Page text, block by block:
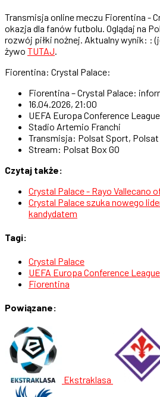
Transmisja online meczu Fiorentina -
okazja dla fanów futbolu. Oglądaj na
rozwój piłki nożnej. Aktualny wynik: :
żywo TUTAJ
Fiorentina: Crystal Palace:
Fiorentina – Crystal Palace:
16.04.2026, 21:00
UEFA Europa Conference League
Stadio Artemio Franchi
Transmisja: Polsat Sport,
Stream: Polsat Box GO
Czytaj także:
Crystal Palace - Rayo Vallecano
Crystal Palace szuka nowego
kandydatem
Tagi:
Crystal Palace
UEFA Europa Conference League
Fiorentina
Powiązane:
Ekstraklasa